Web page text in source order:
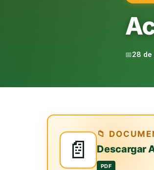
📅28 de
📄
📁
Descargar
PDF